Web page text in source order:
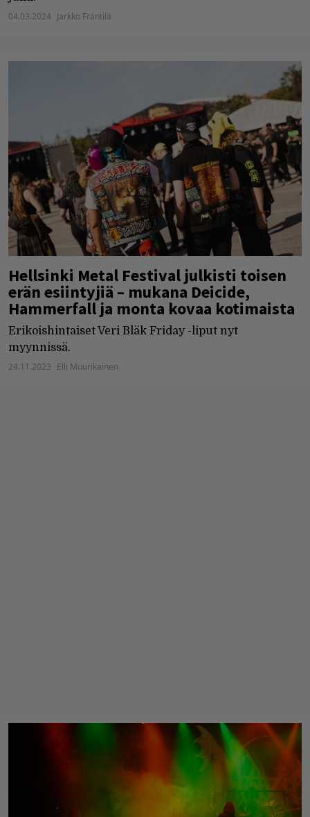
04.03.2024 Jarkko Fräntilä
Hellsinki Metal Festival julkisti toisen
erän esiintyjiä – mukana Deicide,
Hammerfall ja monta kovaa kotimaista
Erikoishintaiset Veri Bläk Friday -liput nyt
myynnissä.
24.11.2023 Elli Muurikainen